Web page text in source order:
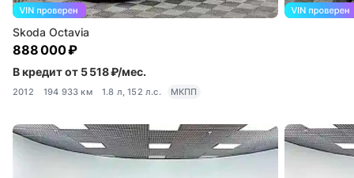
Skoda Octavia
888 000 ₽
В кредит от 5 518 ₽/мес.
2012 194 933 км 1.8 л, 152 л.с. МКПП